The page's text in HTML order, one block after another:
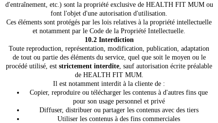
d'entraînement, etc.) sont la propriété exclusive de HEALTH FIT MUM ou
font l'objet d'une autorisation d'utilisation.
Ces éléments sont protégés par les lois relatives à la propriété intellectuelle
et notamment par le Code de la Propriété Intellectuelle.
10.2 Interdiction
Toute reproduction, représentation, modification, publication, adaptation
de tout ou partie des éléments du service, quel que soit le moyen ou le
procédé utilisé, est strictement interdite, sauf autorisation écrite préalable
de HEALTH FIT MUM.
Il est notamment interdit à la cliente de :
Copier, reproduire ou télécharger les contenus à d'autres fins que
pour son usage personnel et privé
Diffuser, distribuer ou partager les contenus avec des tiers
Utiliser les contenus à des fins commerciales